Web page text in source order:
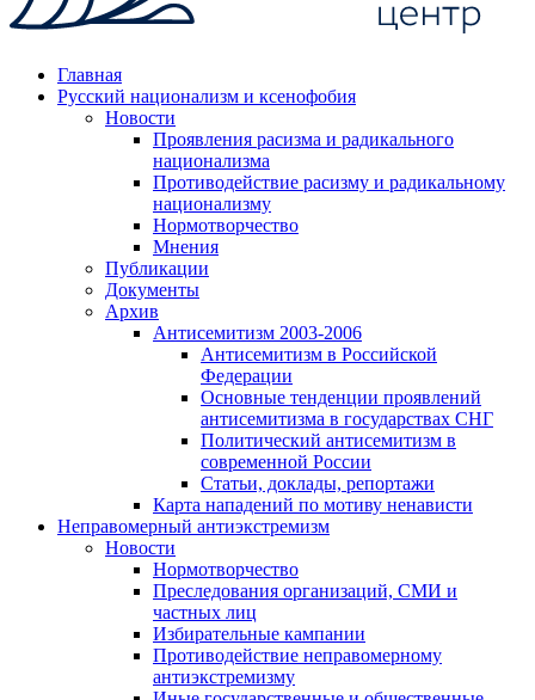
Главная
Русский национализм и ксенофобия
Новости
Проявления расизма и радикального
национализма
Противодействие расизму и радикальному
национализму
Нормотворчество
Мнения
Публикации
Документы
Архив
Антисемитизм 2003-2006
Антисемитизм в Российской
Федерации
Основные тенденции проявлений
антисемитизма в государствах СНГ
Политический антисемитизм в
современной России
Статьи, доклады, репортажи
Карта нападений по мотиву ненависти
Неправомерный антиэкстремизм
Новости
Нормотворчество
Преследования организаций, СМИ и
частных лиц
Избирательные кампании
Противодействие неправомерному
антиэкстремизму